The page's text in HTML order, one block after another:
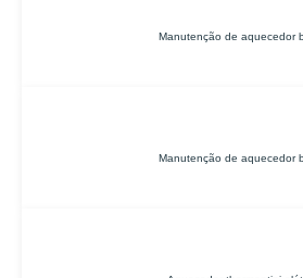
Manutenção de aquecedor
Manutenção de aquecedor